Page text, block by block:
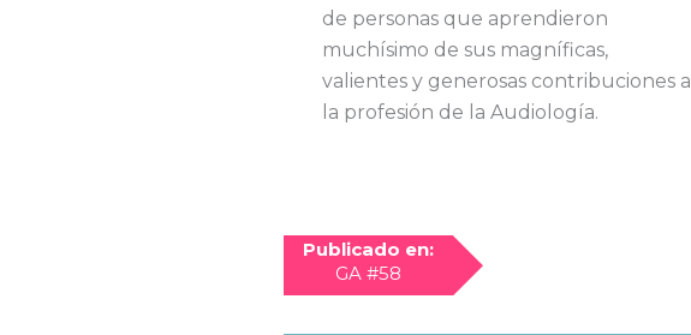
de personas que aprendieron
muchísimo de sus magníficas,
valientes y generosas contribuciones a
la profesión de la Audiología.
Publicado en:
GA #58